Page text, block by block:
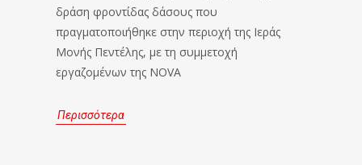
δράση φροντίδας δάσους που
πραγματοποιήθηκε στην περιοχή της Ιεράς
Μονής Πεντέλης, με τη συμμετοχή
εργαζομένων της NOVA
Περισσότερα